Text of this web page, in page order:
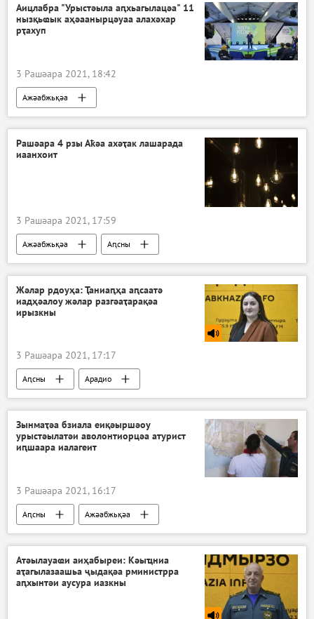
Аицлабра "Урыстәыла аԥхьагылацәа" 11
нызқьҩык аҳәаанырцәуаа алахәхар
рҭахуп
3 Рашәара 2021, 18:42
Ажәабжьқәа
Рашәара 4 рзы Аҟәа ахәҭак лашарада
иаанхоит
3 Рашәара 2021, 17:59
Ажәабжьқәа Аԥсны
Жәлар рдоуҳа: Ҭаниаԥҳа аԥсаатә
иадҳәалоу жәлар разгәаҭарақәа
ирызкны
3 Рашәара 2021, 17:17
Аԥсны Арадио
Зынмаҭәа бзиала еиқәыршәоу
урыстәылатәи аволонтиорцәа атурист
иԥшаара иалагеит
3 Рашәара 2021, 16:17
Аԥсны Ажәабжьқәа
Атәылауаҩи аиҳабыреи: Кәыҵниа
аҭагылазаашьа ҷыдақәа рминистрра
аԥхынтәи аусура иазкны